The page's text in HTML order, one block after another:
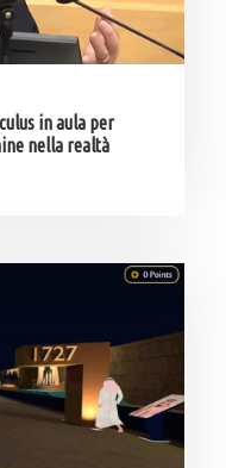
in aula per
nella realtà